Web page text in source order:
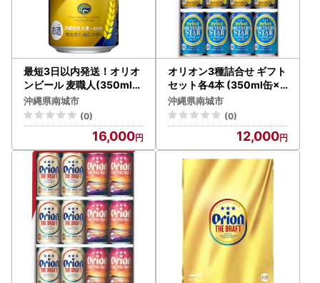
最短3日以内発送！オリオ
ンビール 麦職人(350ml缶
×24本)
沖縄県南城市
(0)
16,000
オリオン3種詰合せ ギフト
セット各4本 (350ml缶×1
2本)
沖縄県南城市
(0)
12,000